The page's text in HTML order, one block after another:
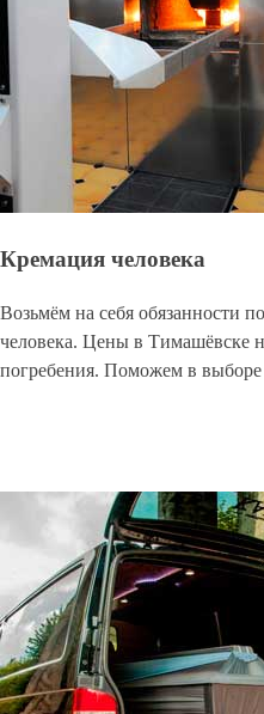
Кремация человека
Возьмём на себя обязанности
человека. Цены в Тимашёвске
погребения. Поможем в выборе